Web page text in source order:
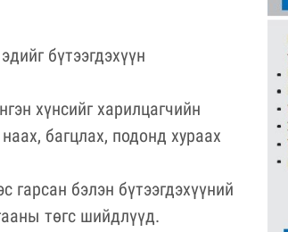
бүтээгдэхүүн
хүнсийг харилцагчийн
багцлах, подонд хураах
гарсан бэлэн бүтээгдэхүүний
төгс шийдлүүд.